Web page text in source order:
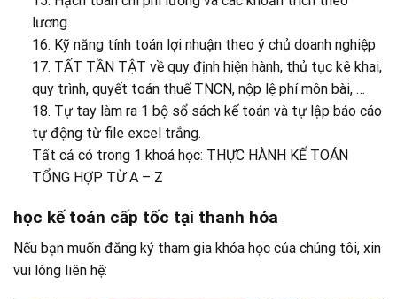
lương.
16. Kỹ năng tính toán lợi nhuận theo ý chủ doanh nghiệp
17. TẤT TẦN TẬT về quy định hiện hành, thủ tục kê khai,
quy trình, quyết toán thuế TNCN, nộp lệ phí môn bài, …
18. Tự tay làm ra 1 bộ sổ sách kế toán và tự lập báo cáo
tự động từ file excel trắng.
Tất cả có trong 1 khoá học: THỰC HÀNH KẾ TOÁN
TỔNG HỢP TỪ A – Z
học kế toán cấp tốc tại thanh hóa
Nếu bạn muốn đăng ký tham gia khóa học của chúng tôi, xin
vui lòng liên hệ: